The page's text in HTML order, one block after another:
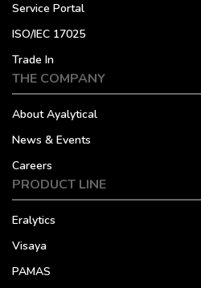
Service Portal
ISO/IEC 17025
Trade In
THE COMPANY
About Ayalytical
News & Events
Careers
PRODUCT LINE
Eralytics
Visaya
PAMAS